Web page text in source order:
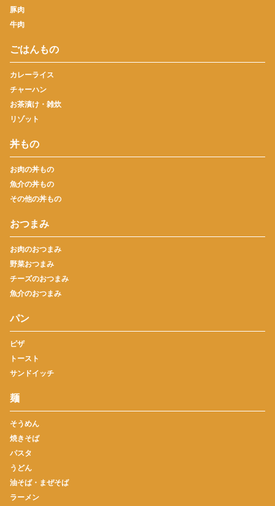
豚肉
牛肉
ごはんもの
カレーライス
チャーハン
お茶漬け・雑炊
リゾット
丼もの
お肉の丼もの
魚介の丼もの
その他の丼もの
おつまみ
お肉のおつまみ
野菜おつまみ
チーズのおつまみ
魚介のおつまみ
パン
ピザ
トースト
サンドイッチ
麺
そうめん
焼きそば
パスタ
うどん
油そば・まぜそば
ラーメン